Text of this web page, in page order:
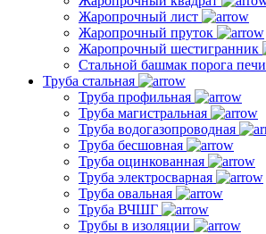
Жаропрочный лист
Жаропрочный пруток
Жаропрочный шестигранник
Стальной башмак порога печи
Труба стальная
Труба профильная
Труба магистральная
Труба водогазопроводная
Труба бесшовная
Труба оцинкованная
Труба электросварная
Труба овальная
Труба ВЧШГ
Трубы в изоляции